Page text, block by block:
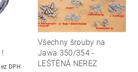
Kč bez DPH
Všechny šrouby na
Jawa 350/354 -
LEŠTĚNÁ NEREZ